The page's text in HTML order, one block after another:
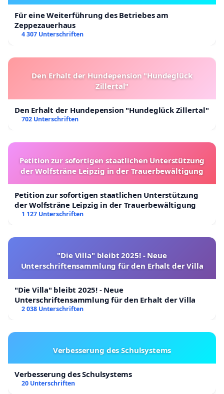
Für eine Weiterführung des Betriebes am
Zeppezauerhaus
4 307 Unterschriften
Den Erhalt der Hundepension "Hundeglück
Zillertal"
Den Erhalt der Hundepension "Hundeglück Zillertal"
702 Unterschriften
Petition zur sofortigen staatlichen Unterstützung
der Wolfsträne Leipzig in der Trauerbewältigung
Petition zur sofortigen staatlichen Unterstützung
der Wolfsträne Leipzig in der Trauerbewältigung
1 127 Unterschriften
"Die Villa" bleibt 2025! - Neue
Unterschriftensammlung für den Erhalt der Villa
"Die Villa" bleibt 2025! - Neue
Unterschriftensammlung für den Erhalt der Villa
2 038 Unterschriften
Verbesserung des Schulsystems
Verbesserung des Schulsystems
20 Unterschriften